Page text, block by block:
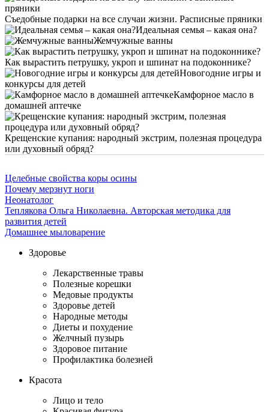
Съедобные подарки на все случаи жизни. Расписные пряники
Идеальная семья – какая она?
Жемчужные ванны
Как вырастить петрушку, укроп и шпинат на подоконнике?
Новогодние игры и
конкурсы для детей
Камфорное масло в
домашней аптечке
Крещенские купания: народный экстрим, полезная процедура
или духовный обряд?
Целебные свойства коры осины
Почему мерзнут ноги
Неонатолог
Теплякова Ольга Николаевна. Авторская методика для
развития детей
Домашнее мыловарение
Здоровье
Лекарственные травы
Полезные корешки
Медовые продукты
Здоровье детей
Народные методы
Диеты и похудение
Желчный пузырь
Здоровое питание
Профилактика болезней
Красота
Лицо и тело